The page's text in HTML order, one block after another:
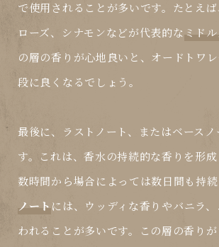
で使用されることが多いです。たとえ
ローズ、シナモンなどが代表的な ミド
の層の香りが心地良いと、オードトワ
段に良くなるでしょう。
最後に、 ラストノート、またはベースノ
す。これは、香水の持続的な香りを形
数時間から場合によっては数日間も持続
ノート には、ウッディな香りやバニラ
われることが多いです。この層の香り